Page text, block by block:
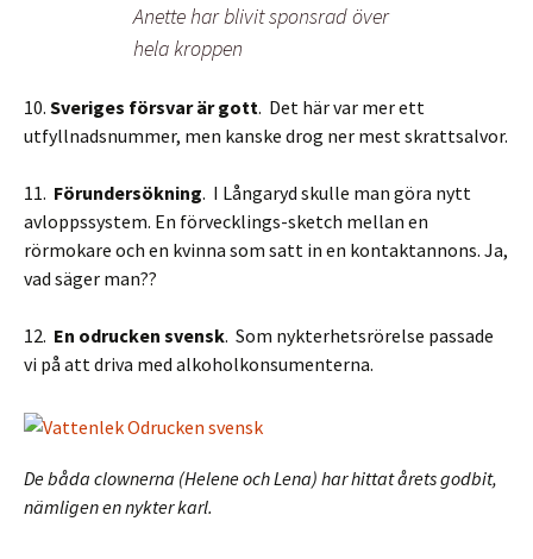
Anette har blivit sponsrad över
hela kroppen
10. Sveriges försvar är gott. Det här var mer ett
utfyllnadsnummer, men kanske drog ner mest skrattsalvor.
11. Förundersökning. I Långaryd skulle man göra nytt
avloppssystem. En förvecklings-sketch mellan en
rörmokare och en kvinna som satt in en kontaktannons. Ja,
vad säger man??
12. En odrucken svensk. Som nykterhetsrörelse passade
vi på att driva med alkoholkonsumenterna.
De båda clownerna (Helene och Lena) har hittat årets godbit,
nämligen en nykter karl.